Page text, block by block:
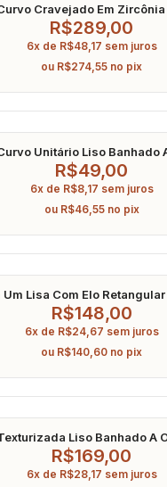
Cravejado Em Zircônia
R$289,00
6x de R$48,17 sem juros
ou R$274,55 no pix
Unitário Liso Banhado
R$49,00
6x de R$8,17 sem juros
ou R$46,55 no pix
Lisa Com Elo
R$148,00
6x de R$24,67 sem juros
ou R$140,60 no pix
Liso Banhado A
R$169,00
6x de R$28,17 sem juros